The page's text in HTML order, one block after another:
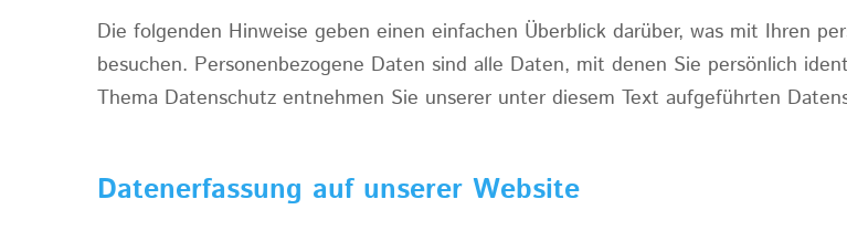
Die folgenden Hinweise geben einen einfachen Überblick darüber, was mit Ihren
besuchen. Personenbezogene Daten sind alle Daten, mit denen Sie persönlich
Thema Datenschutz entnehmen Sie unserer unter diesem Text aufgeführten
Datenerfassung auf unserer Website